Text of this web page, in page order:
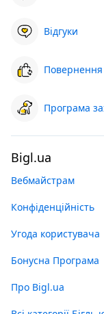
Відгуки
Повернення
Програма
Bigl.ua
Вебмайстрам
Конфіденційність
Угода користувача
Бонусна Програма
Про Bigl.ua